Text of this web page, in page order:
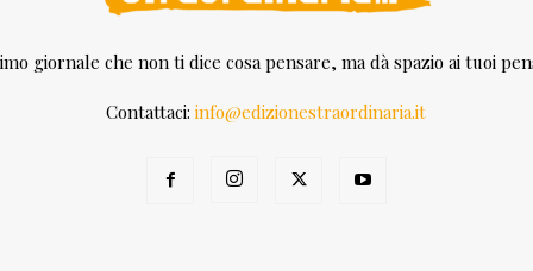
giornale che non ti dice cosa pensare, ma dà spazio ai tuoi
Contattaci:info@edizionestraordinaria.it